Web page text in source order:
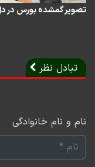
تصویر گمشده بورس در
تبادل نظر
نام و نام خانوادگی